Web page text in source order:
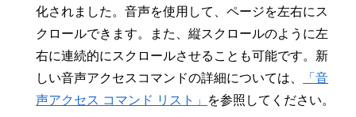
化されました。音声を使用して、ページを左右にス
クロールできます。また、縦スクロールのように左
右に連続的にスクロールさせることも可能です。新
しい音声アクセスコマンドの詳細については、
「音
声アクセス コマンド リスト」
を参照してください。